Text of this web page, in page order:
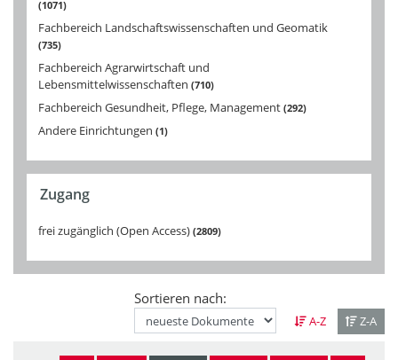
1071
Fachbereich Landschaftswissenschaften und Geomatik
735
Fachbereich Agrarwirtschaft und
Lebensmittelwissenschaften 710
Fachbereich Gesundheit, Pflege, Management 292
Andere Einrichtungen 1
Zugang
frei zugänglich (Open Access) 2809
Sortieren nach:
A-Z Z-A